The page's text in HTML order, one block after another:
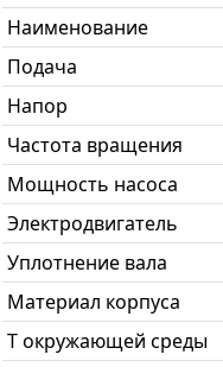
Наименование
Подача
Напор
Частота вращения
Мощность насоса
Электродвигатель
Уплотнение вала
Материал корпуса
T окружающей среды